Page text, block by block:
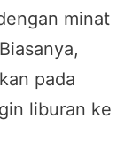
minat
pada
liburan ke